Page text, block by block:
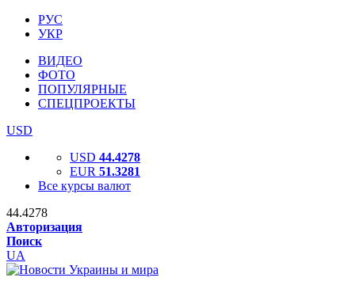
РУС
УКР
ВИДЕО
ФОТО
ПОПУЛЯРНЫЕ
СПЕЦПРОЕКТЫ
USD
USD 44.4278
EUR 51.3281
Все курсы валют
44.4278
Авторизация
Поиск
UA